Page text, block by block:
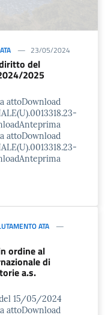
23/05/2024
del
2025
attoDownload
attoDownload
ATA
ordine al
di
a.s.
15/05/2024
attoDownload